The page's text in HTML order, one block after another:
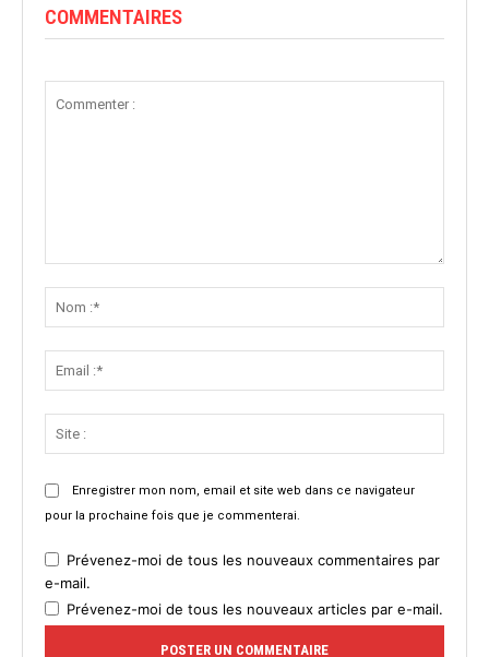
COMMENTAIRES
Enregistrer mon nom, email et site web dans ce navigateur
pour la prochaine fois que je commenterai.
Prévenez-moi de tous les nouveaux commentaires par
e-mail.
Prévenez-moi de tous les nouveaux articles par e-mail.